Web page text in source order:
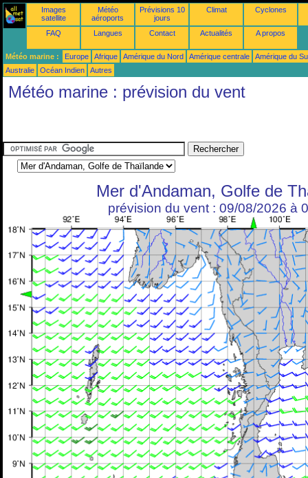
Images
satellite
Météo
aéroports
Prévisions 10
jours
Climat Cyclones
FAQ Langues Contact Actualités A propos
Météo marine : Europe Afrique Amérique du Nord Amérique centrale
Amérique du
Australie
Océan Indien Autres
Météo marine : prévision du vent
Mer d'Andaman, Golfe de
prévision du vent : 09/08/2026 à